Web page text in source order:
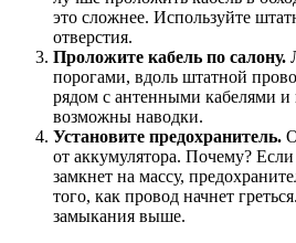
это сложнее. Используйте
отверстия.
Проложите кабель по салону.
порогами, вдоль штатной
рядом с антенными кабелями
возможны наводки.
Установите предохранитель.
от аккумулятора. Почему? Если
замкнет на массу,
того, как провод начнет
замыкания выше.